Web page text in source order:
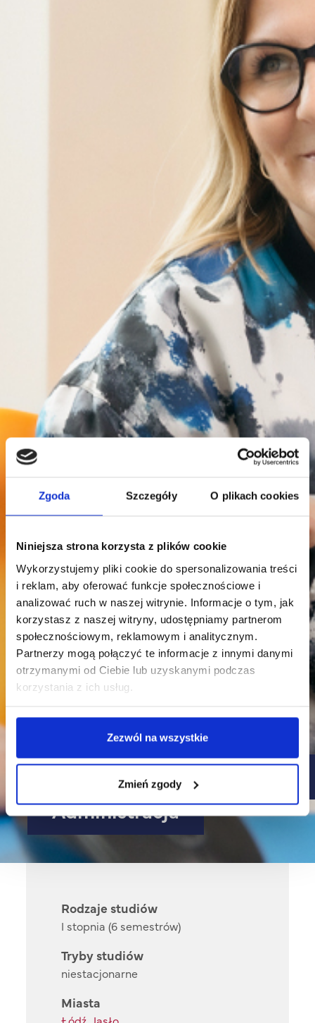
Zgoda Szczegóły O plikach cookies
Niniejsza strona korzysta z plików cookie
Wykorzystujemy pliki cookie do spersonalizowania treści
i reklam, aby oferować funkcje społecznościowe i
analizować ruch w naszej witrynie. Informacje o tym, jak
korzystasz z naszej witryny, udostępniamy partnerom
społecznościowym, reklamowym i analitycznym.
Partnerzy mogą połączyć te informacje z innymi danymi
otrzymanymi od Ciebie lub uzyskanymi podczas
korzystania z ich usług.
Zezwól na wszystkie
Zmień zgody
Partnerów
Technologicznych kierunku
Administracja
Rodzaje studiów
I stopnia (6 semestrów)
Tryby studiów
niestacjonarne
Miasta